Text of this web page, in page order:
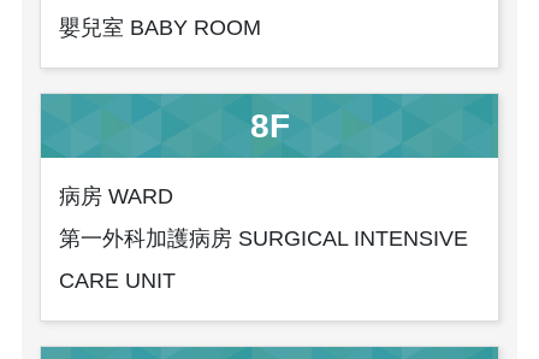
嬰兒室 BABY ROOM
8F
病房 WARD
第一外科加護病房 SURGICAL INTENSIVE
CARE UNIT